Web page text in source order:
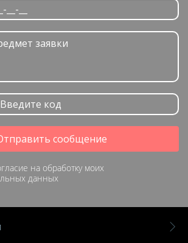
сообщение
на обработку моих
данных